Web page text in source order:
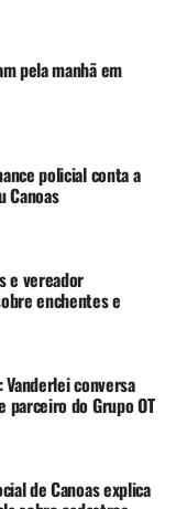
pela manhã em
policial conta a
Canoas
e vereador
enchentes e
conversa
parceiro do Grupo OT
de Canoas explica